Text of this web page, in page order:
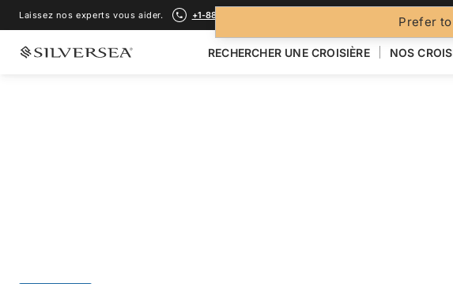
Prefer
Laissez nos experts vous aider. +1-888-978-4070
RECHERCHER UNE CROISIÈRE NOS